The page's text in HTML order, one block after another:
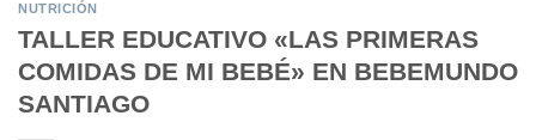
NUTRICIÓN
TALLER EDUCATIVO «LAS PRIMERAS
COMIDAS DE MI BEBÉ» EN BEBEMUNDO
SANTIAGO